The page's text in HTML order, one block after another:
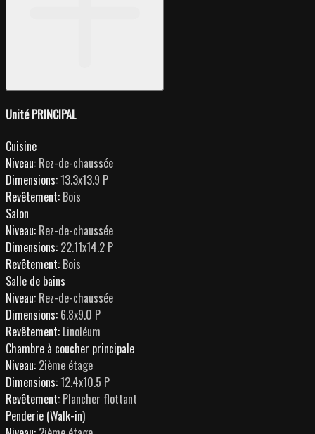
Unité PRINCIPAL
Cuisine
Niveau: Rez-de-chaussée
Dimensions:13.3x13.9 P
Revêtement: Bois
Salon
Niveau: Rez-de-chaussée
Dimensions: 22.11x14.2 P
Revêtement: Bois
Salle de bains
Niveau: Rez-de-chaussée
Dimensions: 6.8x9.0 P
Revêtement: Linoléum
Chambre à coucher principale
Niveau: 2ième étage
Dimensions:12.4x10.5 P
Revêtement: Plancher flottant
Penderie (Walk-in)